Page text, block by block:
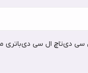
سی دیتاچ ال سی دیباتری